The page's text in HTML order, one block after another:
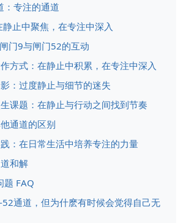
：专注的通道
止中聚焦，在专注中深入
门9与闸门52的互动
方式：在静止中积累，在专注中深入
：过度静止与细节的迷失
课题：在静止与行动之间找到节奏
通道的区别
：在日常生活中培养专注的力量
和解
题 FAQ
通道，但为什麽有时候会觉得自己无